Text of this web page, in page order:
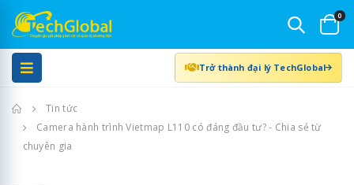
0
Trở thành đại lý TechGlobal
Trang chủ
Tin tức
Camera hành trình Vietmap L110 có đáng đầu tư? - Chia sẻ từ
chuyên gia